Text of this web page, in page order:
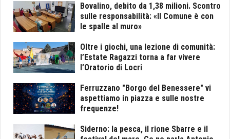
Bovalino, debito da 1,38 milioni. Scontro
sulle responsabilità: «Il Comune è con
le spalle al muro»
Oltre i giochi, una lezione di comunità:
l’Estate Ragazzi torna a far vivere
l’Oratorio di Locri
Ferruzzano "Borgo del Benessere" vi
aspettiamo in piazza e sulle nostre
frequenze!
Siderno: la pesca, il rione Sbarre e il